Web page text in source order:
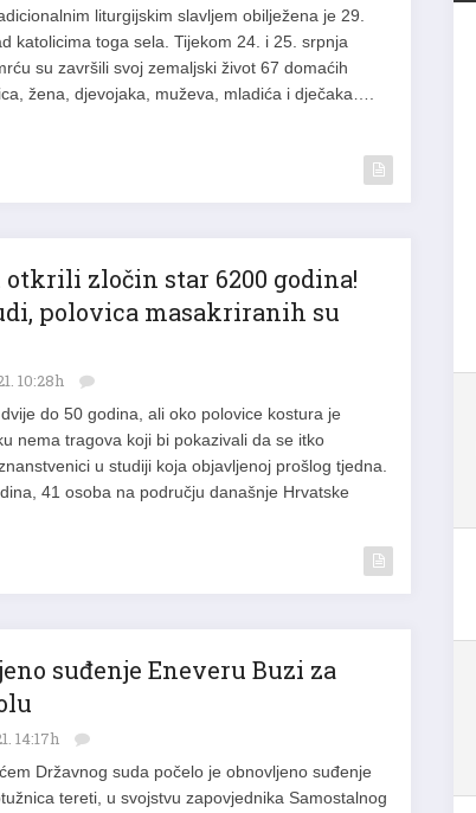
liturgijskim slavljem obilježena je 29.
katolicima toga sela. Tijekom 24. i 25. srpnja
su završili svoj zemaljski život 67 domaćih
žena, djevojaka, muževa, mladića i dječaka….
otkrili zločin star 6200 godina!
polovica masakriranih su
10:28h
do 50 godina, ali oko polovice kostura je
nema tragova koji bi pokazivali da se itko
u studiji koja objavljenoj prošlog tjedna.
41 osoba na području današnje Hrvatske
suđenje Eneveru Buzi za
14:17h
Državnog suda počelo je obnovljeno suđenje
tereti, u svojstvu zapovjednika Samostalnog